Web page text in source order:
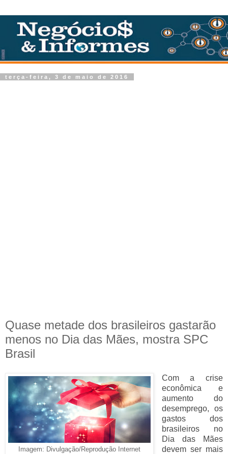
terça-feira, 3 de maio de 2016
Quase metade dos brasileiros gastarão
menos no Dia das Mães, mostra SPC
Brasil
Imagem: Divulgação/Reprodução Internet
Com a crise
econômica e
aumento do
desemprego, os
gastos dos
brasileiros no
Dia das Mães
devem ser mais